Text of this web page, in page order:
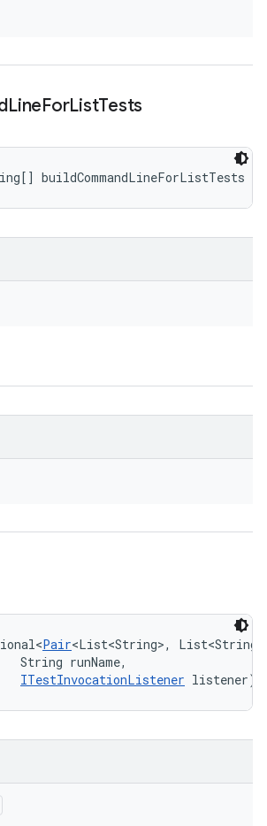
LineForListTests
buildCommandLineForListTests
Pair<List<String>,
String runName,
ITestInvocationListener listener)